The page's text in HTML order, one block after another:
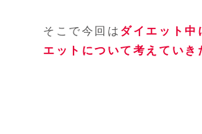
そこで今回は ダイエット中
エットについて考えていき